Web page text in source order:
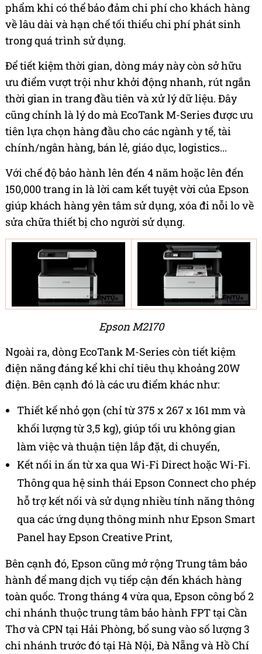
phẩm khi có thể bảo đảm chi phí cho khách hàng
về lâu dài và hạn chế tối thiểu chi phí phát sinh
trong quá trình sử dụng.
Để tiết kiệm thời gian, dòng máy này còn sở hữu
ưu điểm vượt trội như khởi động nhanh, rút ngắn
thời gian in trang đầu tiên và xử lý dữ liệu. Đây
cũng chính là lý do mà EcoTank M-Series được ưu
tiên lựa chọn hàng đầu cho các ngành y tế, tài
chính/ngân hàng, bán lẻ, giáo dục, logistics...
Với chế độ bảo hành lên đến 4 năm hoặc lên đến
150,000 trang in là lời cam kết tuyệt vời của Epson
giúp khách hàng yên tâm sử dụng, xóa đi nỗi lo về
sửa chữa thiết bị cho người sử dụng.
Epson M2170
Ngoài ra, dòng EcoTank M-Series còn tiết kiệm
điện năng đáng kể khi chỉ tiêu thụ khoảng 20W
điện. Bên cạnh đó là các ưu điểm khác như:
Thiết kế nhỏ gọn (chỉ từ 375 x 267 x 161 mm và
khối lượng từ 3,5 kg), giúp tối ưu không gian
làm việc và thuận tiện lắp đặt, di chuyển,
Kết nối in ấn từ xa qua Wi-Fi Direct hoặc Wi-Fi.
Thông qua hệ sinh thái Epson Connect cho phép
hỗ trợ kết nối và sử dụng nhiều tính năng thông
qua các ứng dụng thông minh như Epson Smart
Panel hay Epson Creative Print,
Bên cạnh đó, Epson cũng mở rộng Trung tâm bảo
hành để mang dịch vụ tiếp cận đến khách hàng
toàn quốc. Trong tháng 4 vừa qua, Epson công bố 2
chi nhánh thuộc trung tâm bảo hành FPT tại Cần
Thơ và CPN tại Hải Phòng, bổ sung vào số lượng 3
chi nhánh trước đó tại Hà Nội, Đà Nẵng và Hồ Chí